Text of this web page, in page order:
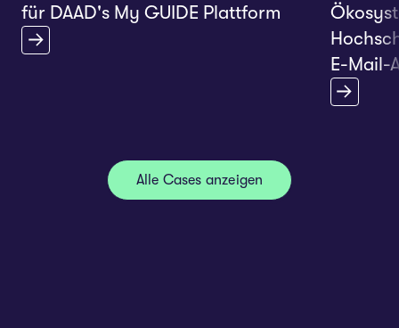
für DAAD's My GUIDE Plattform
E-Mail-
Alle Cases anzeigen